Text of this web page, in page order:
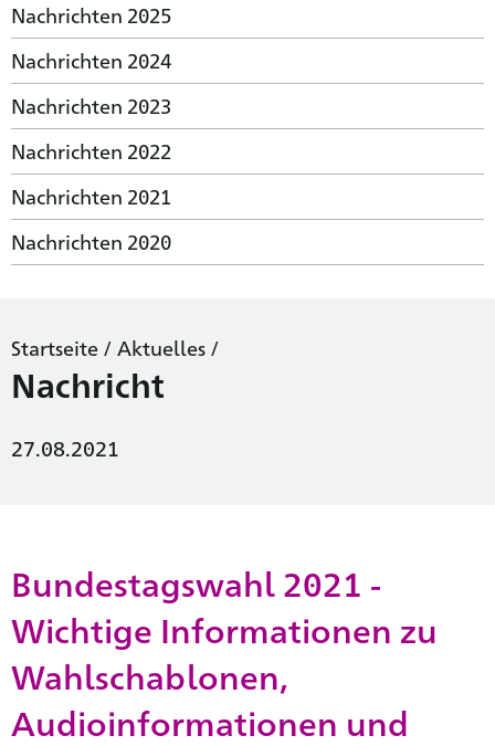
Nachrichten 2025
Nachrichten 2024
Nachrichten 2023
Nachrichten 2022
Nachrichten 2021
Nachrichten 2020
Startseite / Aktuelles /
Nachricht
27.08.2021
Bundestagswahl 2021 -
Wichtige Informationen zu
Wahlschablonen,
Audioinformationen und